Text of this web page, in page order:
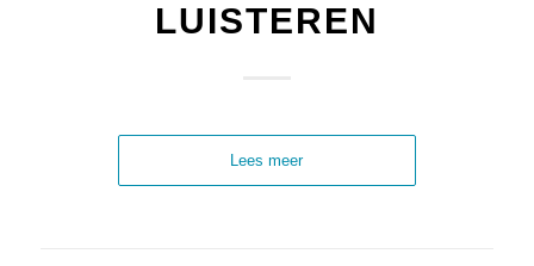
LUISTEREN
Lees meer